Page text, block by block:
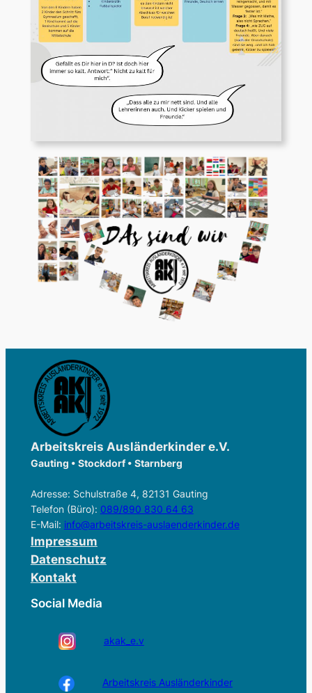
Arbeitskreis Ausländerkinder e.V.
Gauting • Stockdorf • Starnberg
Adresse: Schulstraße 4, 82131 Gauting
Telefon (Büro): 089/890 830 64 63
E-Mail: info@arbeitskreis-auslaenderkinder.de
Impressum
Datenschutz
Kontakt
Social Media
akak_e.v
Arbeitskreis Ausländerkinder